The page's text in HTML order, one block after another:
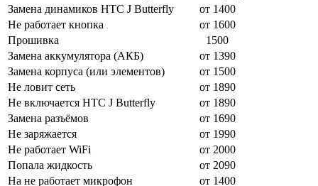
Замена динамиков HTC J Butterfly
от 1400
Не работает кнопка
от 1600
Прошивка
1500
Замена аккумулятора (АКБ)
от 1390
Замена корпуса (или элементов)
от 1500
Не ловит сеть
от 1890
Не включается HTC J Butterfly
от 1890
Замена разъёмов
от 1690
Не заряжается
от 1990
Не работает WiFi
от 2000
Попала жидкость
от 2090
На не работает микрофон
от 1400